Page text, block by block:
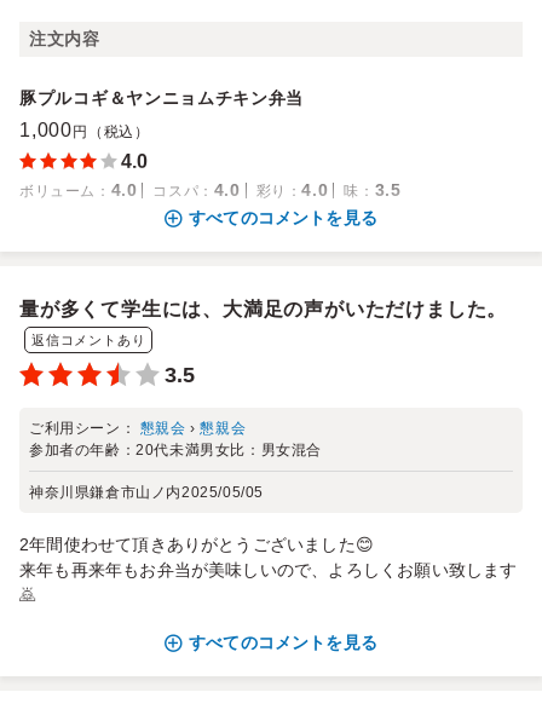
注文内容
豚プルコギ＆ヤンニョムチキン弁当
1,000 円（税込）
4.0
ボリューム ： 4.0 コスパ ： 4.0 彩り ：4.0 味 ： 3.5
すべてのコメントを見る
量が多くて学生には、大満足の声がいただけました。
返信コメントあり
3.5
ご利用シーン： 懇親会 ›懇親会
参加者の年齢：20代未満男女比： 男女混合
神奈川県鎌倉市山ノ内2025/05/05
2年間使わせて頂きありがとうございました😊
来年も再来年もお弁当が美味しいので、よろしくお願い致します
🙇
すべてのコメントを見る